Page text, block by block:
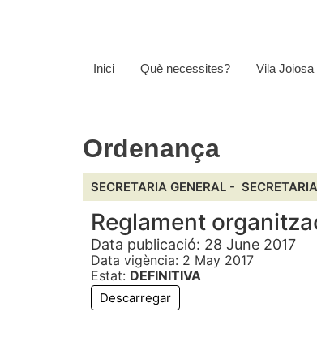
Inici Què necessites? Vila Joiosa
Ordenança
SECRETARIA GENERAL - SECRETARIA
Reglament
Data publicació: 28 June 2017
Data vigència: 2 May 2017
Estat: DEFINITIVA
Descarregar